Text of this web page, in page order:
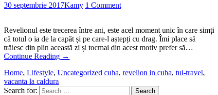
30 septembrie 2017Kamy 1 Comment
Revelionul este trecerea între ani, este acel moment unic în care simți
că totul o ia de la capăt și pe care-l aștepți cu drag. Îmi place să
trăiesc din plin această zi și tocmai din acest motiv prefer să…
Continue Reading →
Home, Lifestyle, Uncategorized cuba, revelion in cuba, tui-travel,
vacanta la caldura
Search for: